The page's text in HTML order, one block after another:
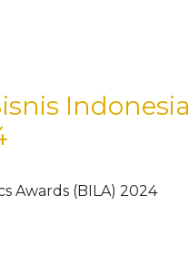
Indonesia
Awards (BILA) 2024